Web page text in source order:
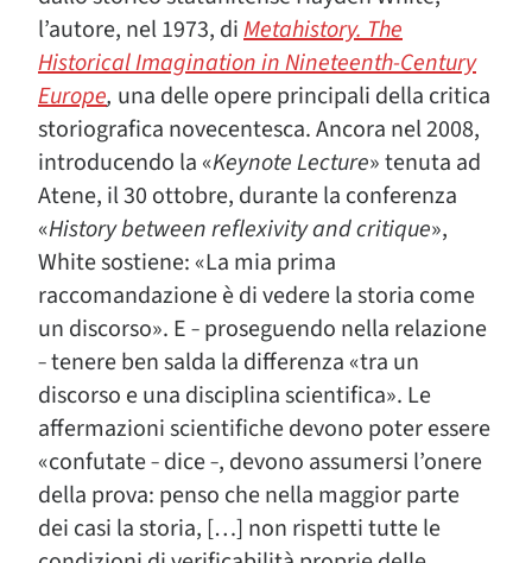
l’autore, nel 1973, diMetahistory. The
Historical Imagination in Nineteenth-Century
Europe, una delle opere principali della critica
storiografica novecentesca. Ancora nel 2008,
introducendo la «Keynote Lecture» tenuta ad
Atene, il 30 ottobre, durante la conferenza
«History between reflexivity and critique»,
White sostiene: «La mia prima
raccomandazione è di vedere la storia come
un discorso». E ˗ proseguendo nella relazione
˗ tenere ben salda la differenza «tra un
discorso e una disciplina scientifica». Le
affermazioni scientifiche devono poter essere
«confutate ˗ dice ˗, devono assumersi l’onere
della prova: penso che nella maggior parte
dei casi la storia, […] non rispetti tutte le